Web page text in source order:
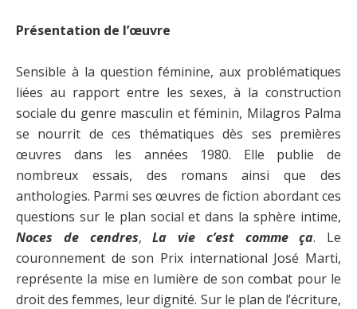
Présentation de l’œuvre
Sensible à la question féminine, aux problématiques
liées au rapport entre les sexes, à la construction
sociale du genre masculin et féminin, Milagros Palma
se nourrit de ces thématiques dès ses premières
œuvres dans les années 1980. Elle publie de
nombreux essais, des romans ainsi que des
anthologies. Parmi ses œuvres de fiction abordant ces
questions sur le plan social et dans la sphère intime,
Noces de cendres,La vie c’est comme ça. Le
couronnement de son Prix international José Marti,
représente la mise en lumière de son combat pour le
droit des femmes, leur dignité. Sur le plan de l’écriture,